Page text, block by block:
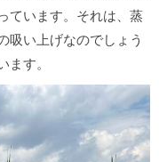
ています。それは、蒸
吸い上げなのでしょう
す。